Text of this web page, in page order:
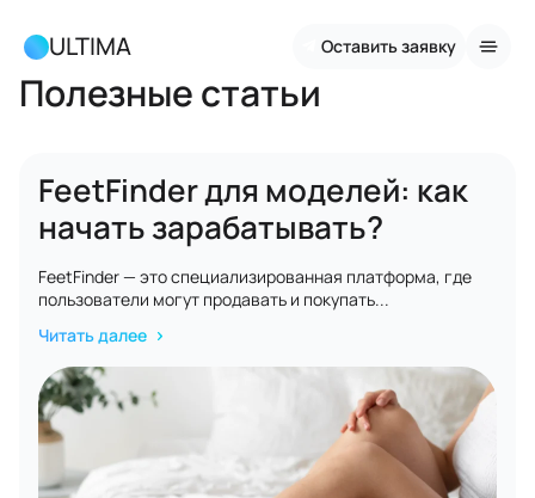
ULTIMA Оставить заявку
Полезные статьи
FeetFinder для моделей: как
начать зарабатывать?
FeetFinder — это специализированная платформа, где
пользователи могут продавать и покупать...
Читать далее